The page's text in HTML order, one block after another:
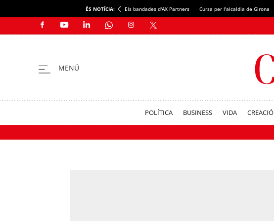
ÉS NOTÍCIA: Els bandades d'AX Partners Cursa per l'alcaldia de Girona
POLÍTICA BUSINESS VIDA CREACIÓ